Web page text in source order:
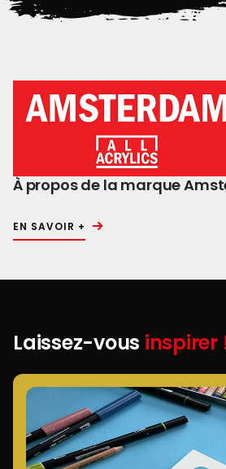
À propos de la marque
EN SAVOIR +
Laissez-vous inspirer